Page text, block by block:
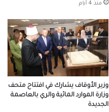
منذ 4 أيام
وزير الأوقاف يشارك في افتتاح متحف
وزارة الموارد المائية والري بالعاصمة
الجديدة